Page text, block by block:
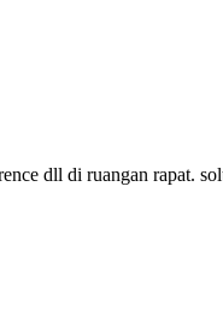
dll di ruangan rapat.